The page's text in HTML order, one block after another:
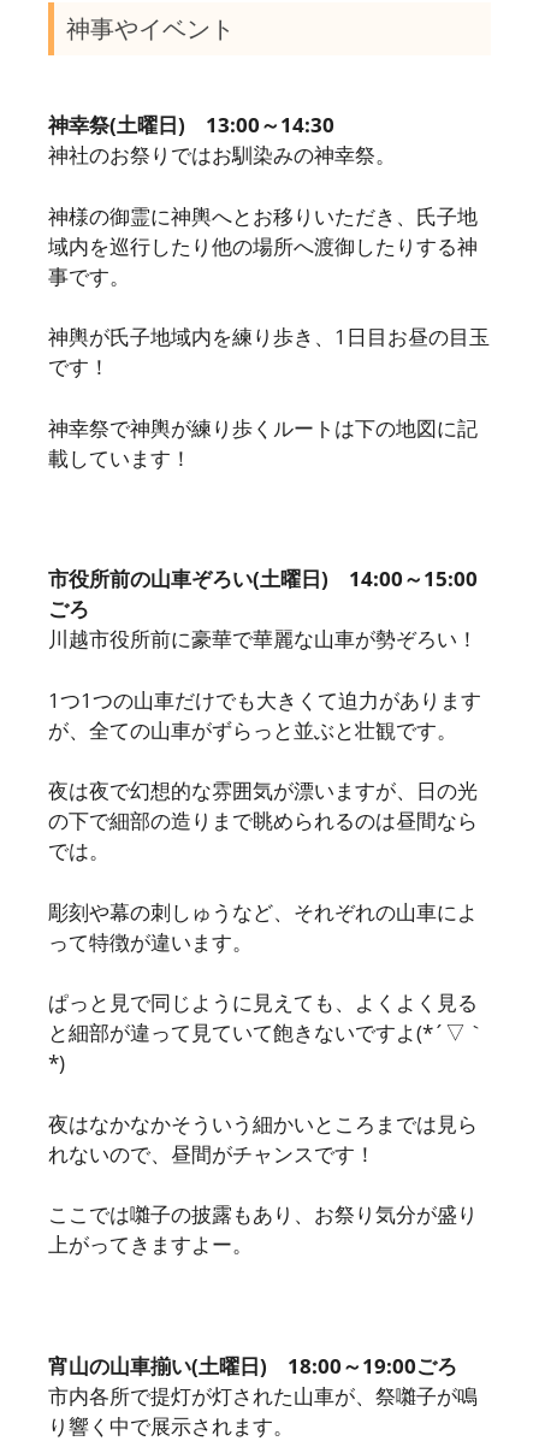
神事やイベント
神幸祭(土曜日) 13:00～14:30
神社のお祭りではお馴染みの神幸祭。
神様の御霊に神輿へとお移りいただき、氏子地
域内を巡行したり他の場所へ渡御したりする神
事です。
神輿が氏子地域内を練り歩き、1日目お昼の目玉
です！
神幸祭で神輿が練り歩くルートは下の地図に記
載しています！
市役所前の山車ぞろい(土曜日) 14:00～15:00
ごろ
川越市役所前に豪華で華麗な山車が勢ぞろい！
1つ1つの山車だけでも大きくて迫力があります
が、全ての山車がずらっと並ぶと壮観です。
夜は夜で幻想的な雰囲気が漂いますが、日の光
の下で細部の造りまで眺められるのは昼間なら
では。
彫刻や幕の刺しゅうなど、それぞれの山車によ
って特徴が違います。
ぱっと見で同じように見えても、よくよく見る
と細部が違って見ていて飽きないですよ(*´▽｀
*)
夜はなかなかそういう細かいところまでは見ら
れないので、昼間がチャンスです！
ここでは囃子の披露もあり、お祭り気分が盛り
上がってきますよー。
宵山の山車揃い(土曜日) 18:00～19:00ごろ
市内各所で提灯が灯された山車が、祭囃子が鳴
り響く中で展示されます。